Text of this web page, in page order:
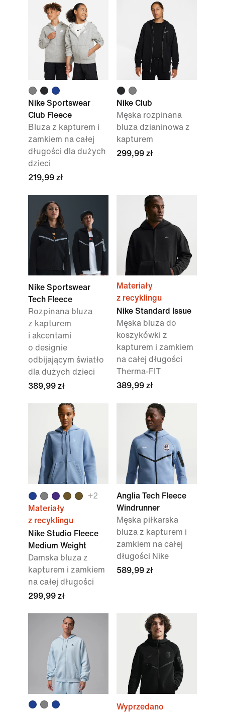
Nike Sportswear
Club Fleece
Bluza z kapturem i
zamkiem na całej
długości dla dużych
dzieci
219,99 zł
Nike Club
Męska rozpinana
bluza dzianinowa z
kapturem
299,99 zł
Nike Sportswear
Tech Fleece
Rozpinana bluza
z kapturem
i akcentami
o designie
odbijającym światło
dla dużych dzieci
389,99 zł
Materiały
z recyklingu
Nike Standard Issue
Męska bluza do
koszykówki z
kapturem i zamkiem
na całej długości
Therma-FIT
389,99 zł
+2
Materiały
z recyklingu
Nike Studio Fleece
Medium Weight
Damska bluza z
kapturem i zamkiem
na całej długości
299,99 zł
Anglia Tech Fleece
Windrunner
Męska piłkarska
bluza z kapturem i
zamkiem na całej
długości Nike
589,99 zł
Wyprzedano